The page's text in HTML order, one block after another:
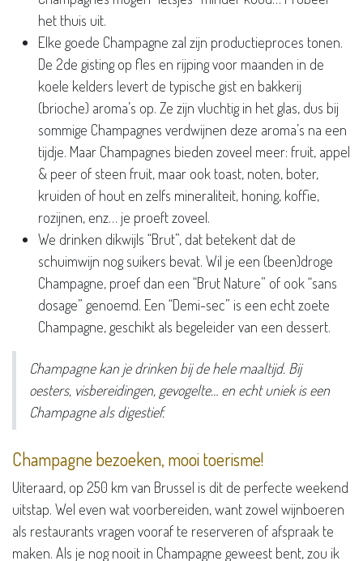
het thuis uit.
Elke goede Champagne zal zijn productieproces tonen.
De 2de gisting op fles en rijping voor maanden in de
koele kelders levert de typische gist en bakkerij
(brioche) aroma’s op. Ze zijn vluchtig in het glas, dus bij
sommige Champagnes verdwijnen deze aroma’s na een
tijdje. Maar Champagnes bieden zoveel meer: fruit, appel
& peer of steen fruit, maar ook toast, noten, boter,
kruiden of hout en zelfs mineraliteit, honing, koffie,
rozijnen, enz… je proeft zoveel.
We drinken dikwijls “Brut”, dat betekent dat de
schuimwijn nog suikers bevat. Wil je een (been)droge
Champagne, proef dan een “Brut Nature” of ook “sans
dosage” genoemd. Een “Demi-sec” is een echt zoete
Champagne, geschikt als begeleider van een dessert.
Champagne kan je drinken bij de hele maaltijd. Bij
oesters, visbereidingen, gevogelte… en echt uniek is een
Champagne als digestief.
Champagne bezoeken, mooi toerisme!
Uiteraard, op 250 km van Brussel is dit de perfecte weekend
uitstap. Wel even wat voorbereiden, want zowel wijnboeren
als restaurants vragen vooraf te reserveren of afspraak te
maken. Als je nog nooit in Champagne geweest bent, zou ik